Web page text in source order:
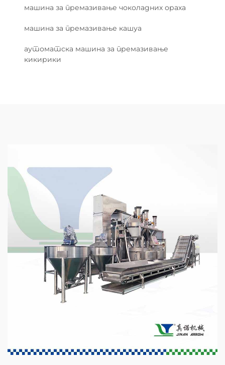
машина за премазивање чоколадних ораха
машина за премазивање кашуа
аутоматска машина за премазивање
кикирики